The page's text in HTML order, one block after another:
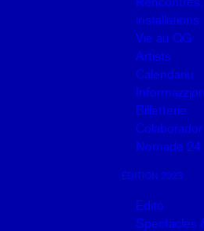
installations
Vie au QG
Artists
Calendariu
Billetterie
Colaborador
Nomade 24
ÉDITION 2023
Edito
Spectacles